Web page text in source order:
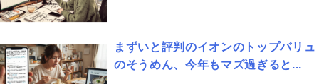
まずいと評判のイオンのトップバリュ
のそうめん、今年もマズ過ぎると...